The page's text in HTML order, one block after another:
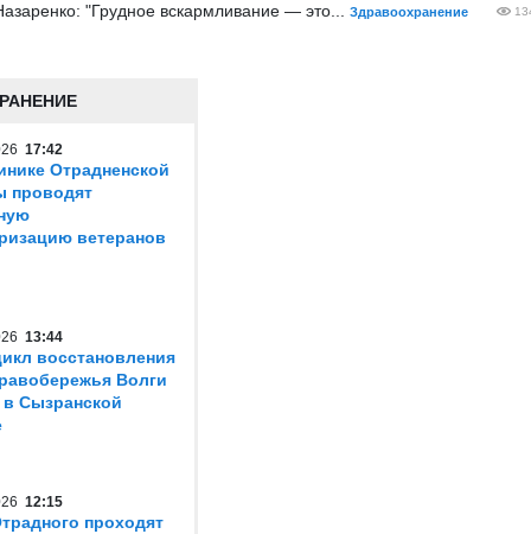
"Грудное вскармливание — это...
Здравоохранение
17:42
Отрадненской
проводят
ветеранов
13:44
восстановления
Волги
в Сызранской
12:15
проходят